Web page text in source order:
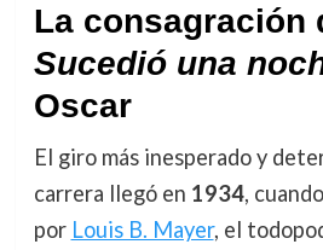
La consagración
Sucedió una
Oscar
El giro más inesperado y
carrera llegó en 1934,
por Louis B. Mayer, el